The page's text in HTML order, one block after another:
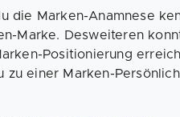
die Marken-Anamnese
Marke. Desweiteren
Positionierung
zu einer Marken-